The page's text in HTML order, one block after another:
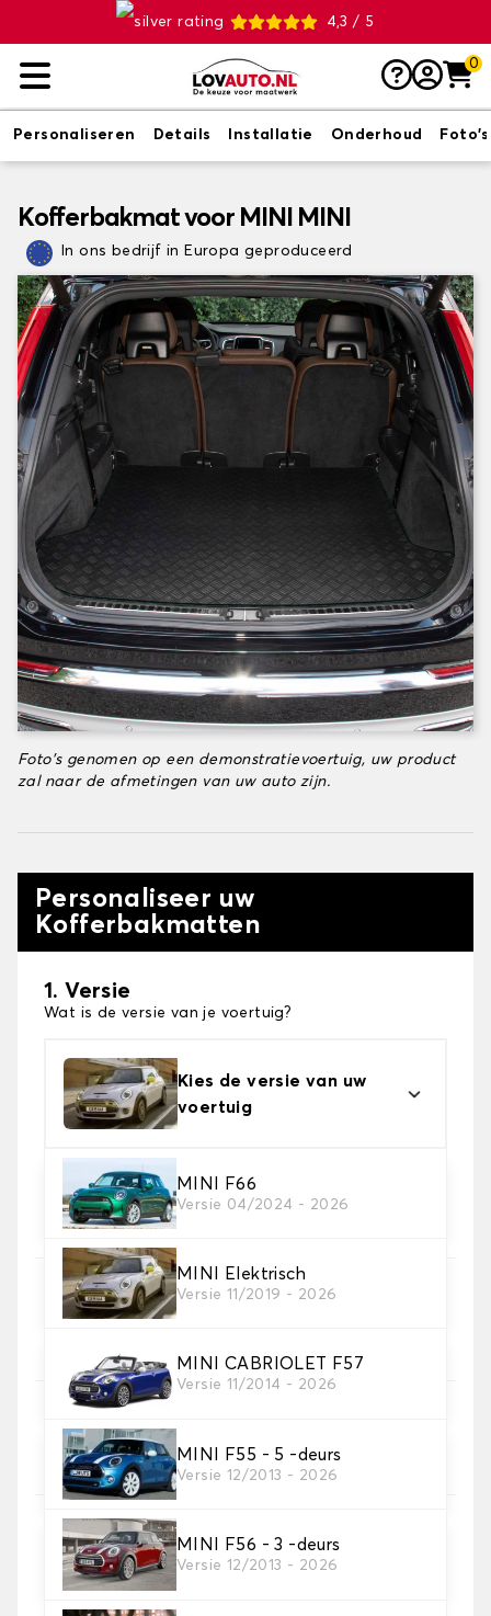
4,3 / 5
0
Personaliseren Details Installatie Onderhoud Foto's
Kofferbakmat voor MINI MINI
In ons bedrijf in Europa geproduceerd
Foto's genomen op een demonstratievoertuig, uw product
zal naar de afmetingen van uw auto zijn.
Personaliseer uw
Kofferbakmatten
1. Versie
Wat is de versie van je voertuig?
Kies de versie van uw
voertuig
MINI F66
Versie 04/2024 - 2026
MINI Elektrisch
Versie 11/2019 - 2026
MINI CABRIOLET F57
Versie 11/2014 - 2026
MINI F55 - 5 -deurs
Versie 12/2013 - 2026
MINI F56 - 3 -deurs
Versie 12/2013 - 2026
2. Materiaal
Kies het materiaal van uw kofferbakmat
3. Tapijt kleuren
Kies de kleur van je tapijt kofferruimte.
Kies het materiaal voor de riem.
5. Kleur koord
Kies de kleur van de riem.